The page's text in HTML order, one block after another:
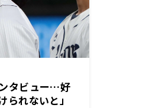
タビュー…好
られないと」